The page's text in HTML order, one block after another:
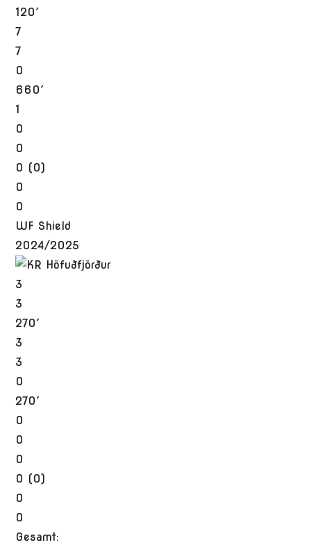
120′
7
7
0
660′
1
0
0
0 (0)
0
0
WF Shield
2024/2025
3
3
270′
3
3
0
270′
0
0
0
0 (0)
0
0
Gesamt: